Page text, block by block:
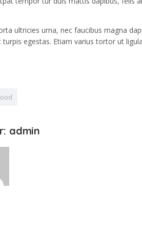
ultricies urna, nec faucibus magna
turpis egestas. Etiam varius tortor ut
admin
20 10